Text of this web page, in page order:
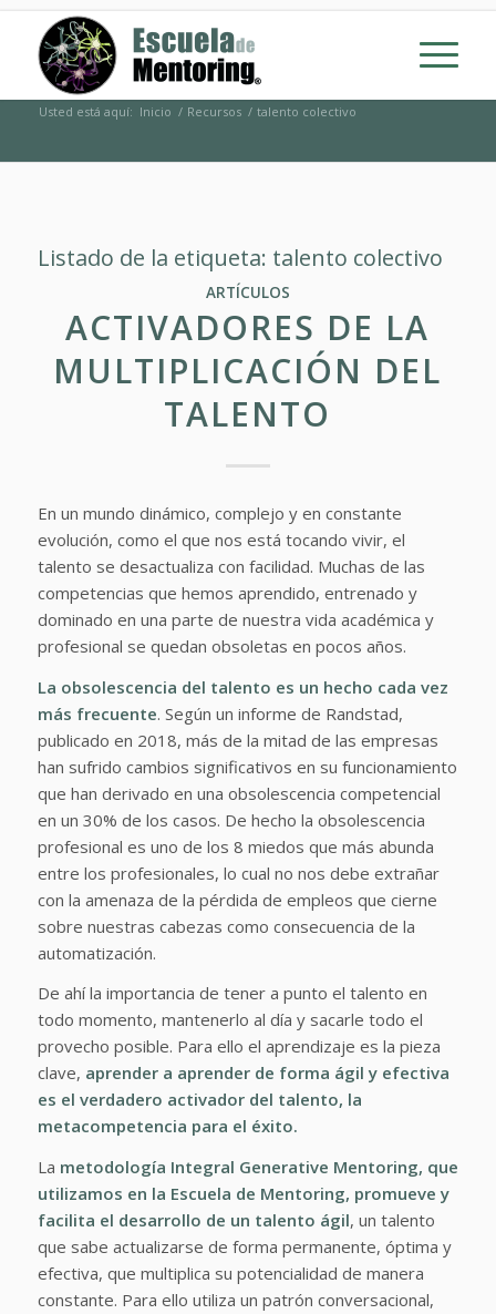
Usted está aquí: Inicio / Recursos / talento colectivo
Listado de la etiqueta: talento colectivo
ARTÍCULOS
ACTIVADORES DE LA
MULTIPLICACIÓN DEL
TALENTO
En un mundo dinámico, complejo y en constante
evolución, como el que nos está tocando vivir, el
talento se desactualiza con facilidad. Muchas de las
competencias que hemos aprendido, entrenado y
dominado en una parte de nuestra vida académica y
profesional se quedan obsoletas en pocos años.
La obsolescencia del talento es un hecho cada vez
más frecuente. Según un informe de Randstad,
publicado en 2018, más de la mitad de las empresas
han sufrido cambios significativos en su funcionamiento
que han derivado en una obsolescencia competencial
en un 30% de los casos. De hecho la obsolescencia
profesional es uno de los 8 miedos que más abunda
entre los profesionales, lo cual no nos debe extrañar
con la amenaza de la pérdida de empleos que cierne
sobre nuestras cabezas como consecuencia de la
automatización.
De ahí la importancia de tener a punto el talento en
todo momento, mantenerlo al día y sacarle todo el
provecho posible. Para ello el aprendizaje es la pieza
clave, aprender a aprender de forma ágil y efectiva
es el verdadero activador del talento, la
metacompetencia para el éxito.
La metodología Integral Generative Mentoring, que
utilizamos en la Escuela de Mentoring, promueve y
facilita el desarrollo de un talento ágil, un talento
que sabe actualizarse de forma permanente, óptima y
efectiva, que multiplica su potencialidad de manera
constante. Para ello utiliza un patrón conversacional,